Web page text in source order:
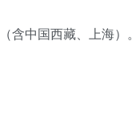
含中国西藏、上海）。